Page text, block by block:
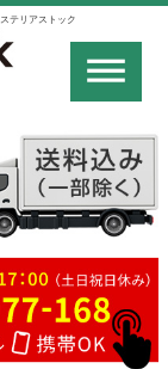
テリアストック